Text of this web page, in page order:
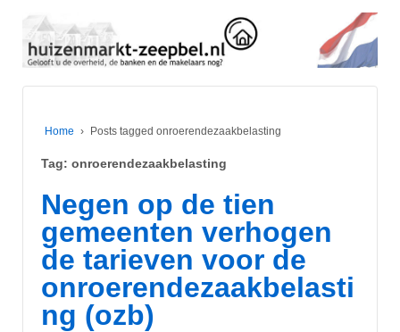
Home › Posts tagged onroerendezaakbelasting
Tag: onroerendezaakbelasting
Negen op de tien
gemeenten verhogen
de tarieven voor de
onroerendezaakbelasti
ng (ozb)